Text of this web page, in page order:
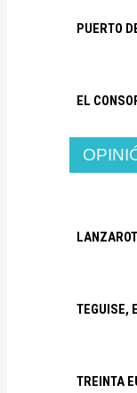
PUERTO
EL
TEGUISE,
TREINTA